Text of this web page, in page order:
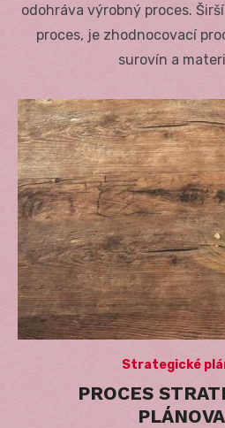
odohráva výrobný proces.
proces, je zhodnocovací
surovín a
Strategické
PROCES